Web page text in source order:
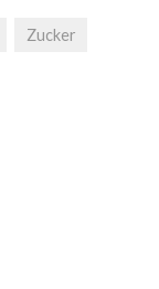
Zucker